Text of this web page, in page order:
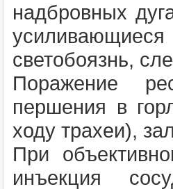
надбровных
светобоязнь,
Поражение
першения в
ходу трахеи),
При
инъекция